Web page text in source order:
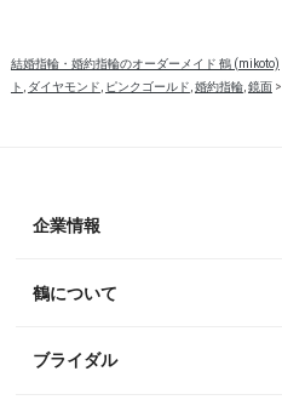
結婚指輪・婚約指輪のオーダーメイド 鶴 (mikoto)
ト , ダイヤモンド, ピンクゴールド,婚約指輪,鏡面 >
企業情報
鶴について
ブライダル